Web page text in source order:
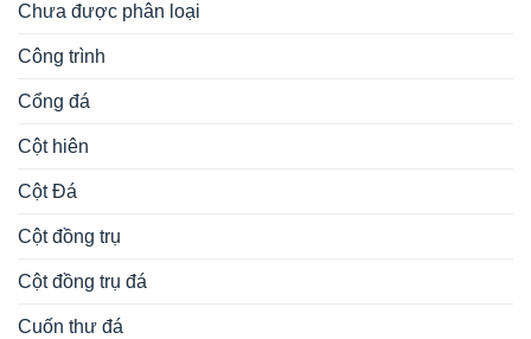
Chưa được phân loại
Công trình
Cổng đá
Cột hiên
Cột Đá
Cột đồng trụ
Cột đồng trụ đá
Cuốn thư đá